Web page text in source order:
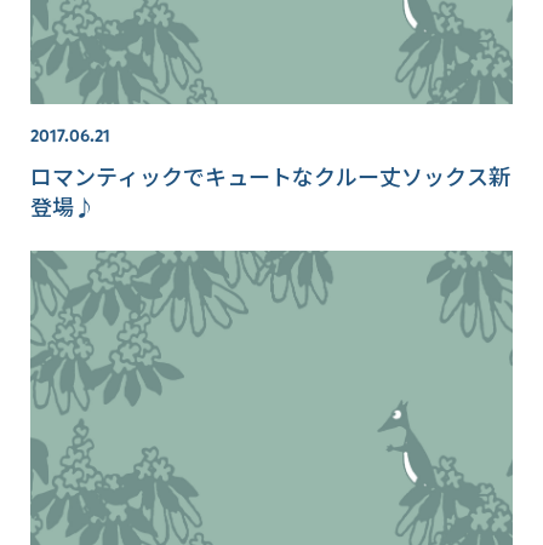
2017.06.21
ロマンティックでキュートなクルー丈ソックス新
登場♪